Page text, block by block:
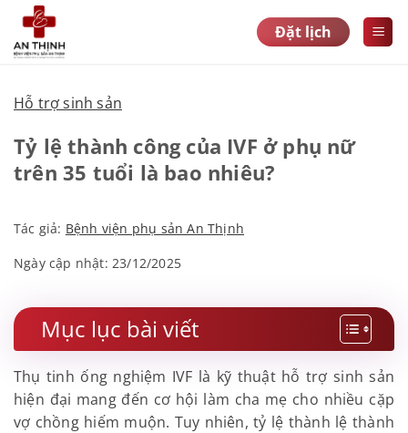
qua
nội
Đặt lịch
Hỗ trợ sinh sản
Tỷ lệ thành công của IVF ở phụ nữ
trên 35 tuổi là bao nhiêu?
Tác giả: Bệnh viện phụ sản An Thịnh
Ngày cập nhật: 23/12/2025
Mục lục bài viết
Thụ tinh ống nghiệm IVF là kỹ thuật hỗ trợ sinh sản
hiện đại mang đến cơ hội làm cha mẹ cho nhiều cặp
vợ chồng hiếm muộn. Tuy nhiên, tỷ lệ thành lệ thành